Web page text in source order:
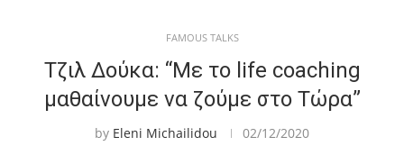
FAMOUS TALKS
Τζιλ Δούκα: “Με το life coaching
μαθαίνουμε να ζούμε στο Τώρα”
by Eleni Michailidou 02/12/2020